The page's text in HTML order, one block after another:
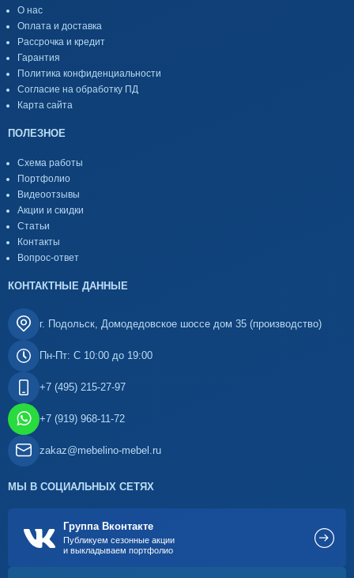
О нас
Оплата и доставка
Рассрочка и кредит
Гарантия
Политика конфиденциальности
Согласие на обработку ПД
Карта сайта
ПОЛЕЗНОЕ
Схема работы
Портфолио
Видеоотзывы
Акции и скидки
Статьи
Контакты
Вопрос-ответ
КОНТАКТНЫЕ ДАННЫЕ
г. Подольск, Домодедовское шоссе дом 35 (производство)
Пн-Пт: С 10:00 до 19:00
+7 (495) 215-27-97
+7 (919) 968-11-72
zakaz@mebelino-mebel.ru
МЫ В СОЦИАЛЬНЫХ СЕТЯХ
Группа Вконтакте
Публикуем сезонные акции
и выкладываем портфолио